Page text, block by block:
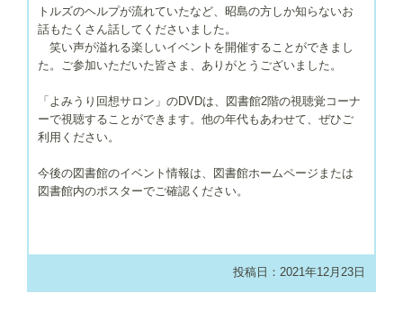
トルズのヘルプが流れていたなど、昭島の方しか知らないお
話もたくさん話してくださいました。
笑い声が溢れる楽しいイベントを開催することができまし
た。ご参加いただいた皆さま、ありがとうございました。
「よみうり回想サロン」のDVDは、図書館2階の視聴覚コーナ
ーで視聴することができます。他の年代もあわせて、ぜひご
利用ください。
今後の図書館のイベント情報は、図書館ホームページまたは
図書館内のポスターでご確認ください。
投稿日：2021年12月23日